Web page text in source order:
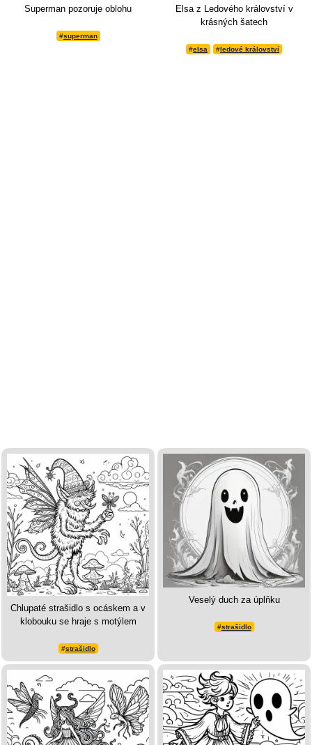
Superman pozoruje oblohu
#superman
Elsa z Ledového království v
krásných šatech
#elsa # ledové království
Chlupaté strašidlo s ocáskem a v
klobouku se hraje s motýlem
#strašidlo
Veselý duch za úplňku
#strašidlo